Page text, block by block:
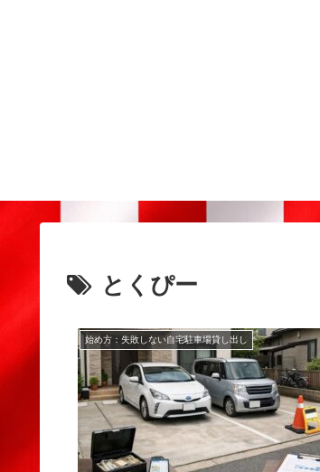
とくぴー
始め方：失敗しない自宅駐車場貸し出し